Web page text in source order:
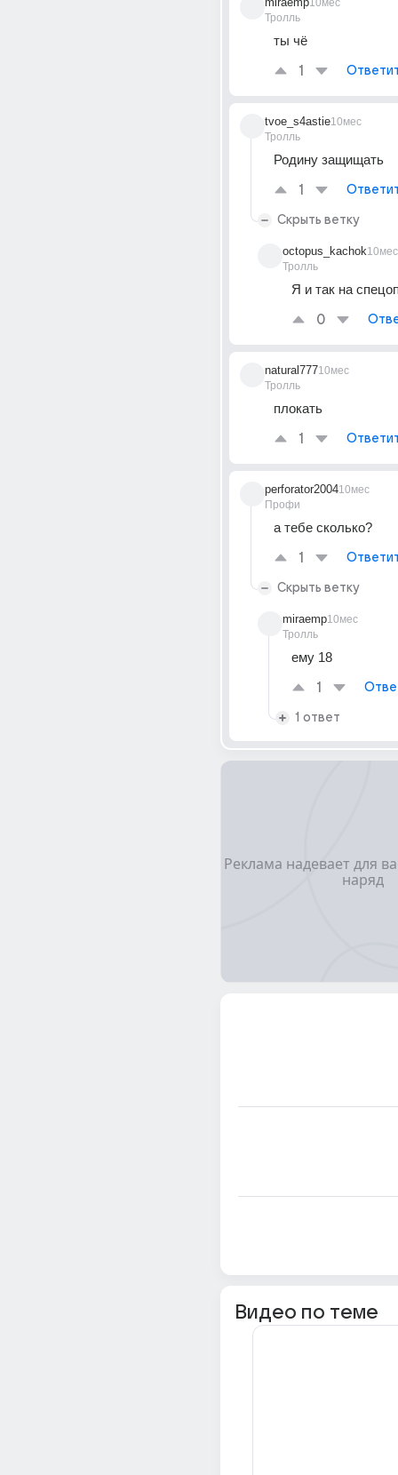
Тролль
10мес
ты чё
1
tvoe_s4astie
Тролль
10мес
Родину защищать
1
Скрыть ветку
octopus_kachok
Тролль
10мес
Я и так на
0
natural777
Тролль
10мес
плокать
1
perforator2004
Профи
10мес
а тебе сколько?
1
Скрыть ветку
miraemp
Тролль
10мес
ему 18
1
1 ответ
Видео по теме